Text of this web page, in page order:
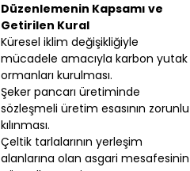
Düzenlemenin Kapsamı ve
Getirilen Kural
Küresel iklim değişikliğiyle
mücadele amacıyla karbon yutak
ormanları kurulması.
Şeker pancarı üretiminde
sözleşmeli üretim esasının zorunlu
kılınması.
Çeltik tarlalarının yerleşim
alanlarına olan asgari mesafesinin